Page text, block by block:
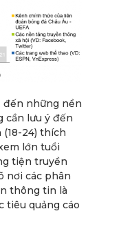
đến những nền
cần lưu ý đến
24) thích
lớn tuổi
tiện truyền
nơi các phân
thông tin là
tiêu quảng cáo